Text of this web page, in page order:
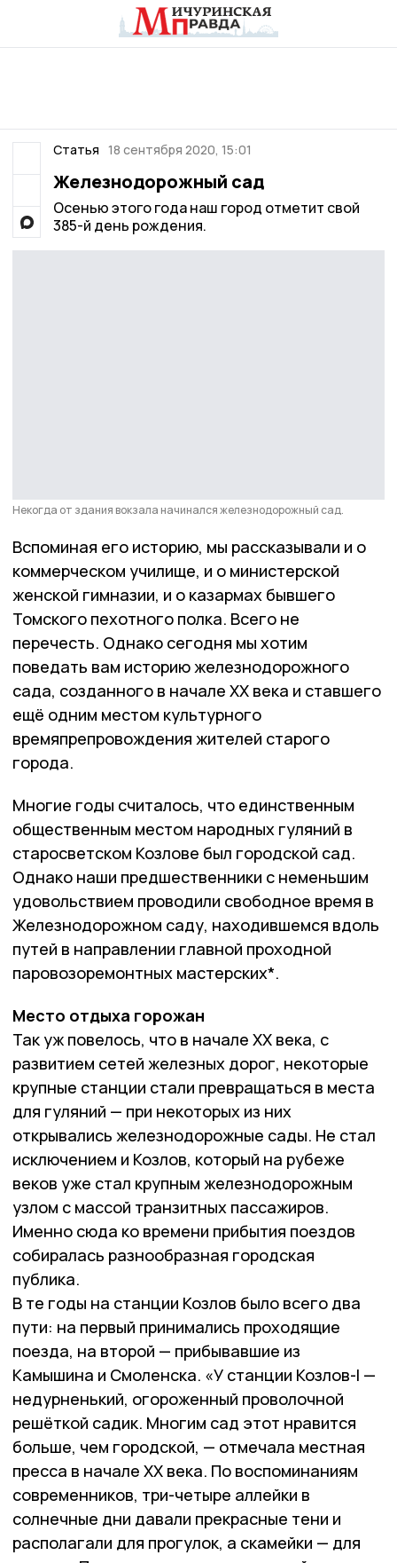
Статья 18 сентября 2020, 15:01
Железнодорожный сад
Осенью этого года наш город отметит свой
385-й день рождения.
Некогда от здания вокзала начинался железнодорожный сад.
Вспоминая его историю, мы рассказывали и о
коммерческом училище, и о министерской
женской гимназии, и о казармах бывшего
Томского пехотного полка. Всего не
перечесть. Однако сегодня мы хотим
поведать вам историю железнодорожного
сада, созданного в начале ХХ века и ставшего
ещё одним местом культурного
времяпрепровождения жителей старого
города.
Многие годы считалось, что единственным
общественным местом народных гуляний в
старосветском Козлове был городской сад.
Однако наши предшественники с неменьшим
удовольствием проводили свободное время в
Железнодорожном саду, находившемся вдоль
путей в направлении главной проходной
паровозоремонтных мастерских*.
Место отдыха горожан
Так уж повелось, что в начале ХХ века, с
развитием сетей железных дорог, некоторые
крупные станции стали превращаться в места
для гуляний — при некоторых из них
открывались железнодорожные сады. Не стал
исключением и Козлов, который на рубеже
веков уже стал крупным железнодорожным
узлом с массой транзитных пассажиров.
Именно сюда ко времени прибытия поездов
собиралась разнообразная городская
публика.
В те годы на станции Козлов было всего два
пути: на первый принимались проходящие
поезда, на второй — прибывавшие из
Камышина и Смоленска. «У станции Козлов-I —
недурненький, огороженный проволочной
решёткой садик. Многим сад этот нравится
больше, чем городской, — отмечала местная
пресса в начале ХХ века. По воспоминаниям
современников, три-четыре аллейки в
солнечные дни давали прекрасные тени и
располагали для прогулок, а скамейки — для